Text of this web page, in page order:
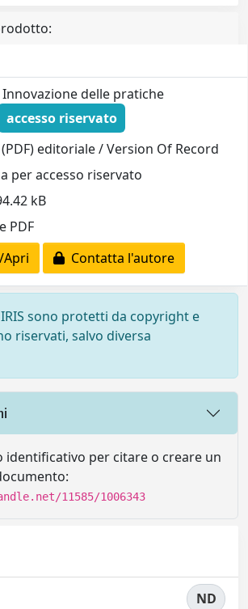
Innovazione delle pratiche
accesso riservato
editoriale / Version Of Record
per accesso riservato
kB
PDF
Apri
Contatta l'autore
sono protetti da copyright e
riservati, salvo diversa
identificativo per citare o creare un
11585/1006343
ND